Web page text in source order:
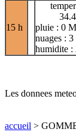
15 h
pluie : 0
nuages : 3
humidite :
Les donnees
accueil >